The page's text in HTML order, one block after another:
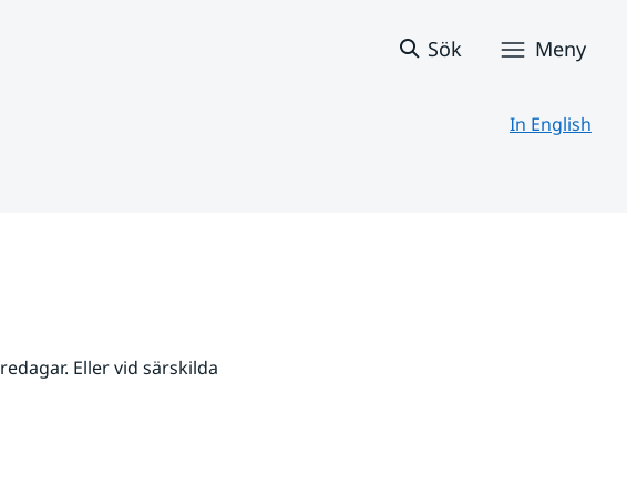
Sök Meny
In English
Eller vid särskilda